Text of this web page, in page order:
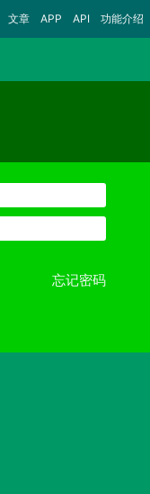
文章 APP API 功能介绍
忘记密码